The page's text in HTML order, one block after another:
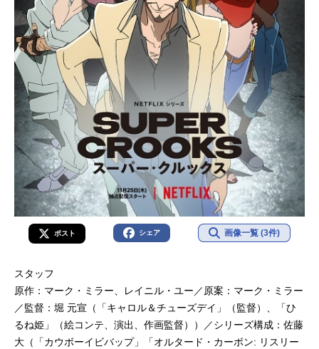
ポスト シェア 画像一覧 (3件)
スタッフ
原作：マーク・ミラー、レイニル・ユー／原案：マーク・ミラー
／監督：堀 元宣（「キャロル＆チューズデイ」（監督）、「ひ
るね姫」（絵コンテ、演出、作画監督））／シリーズ構成：佐藤
大（「カウボーイビバップ」「オルタード・カーボン: リスリー